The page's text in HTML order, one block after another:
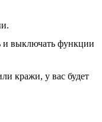
и выключать функции
кражи, у вас будет